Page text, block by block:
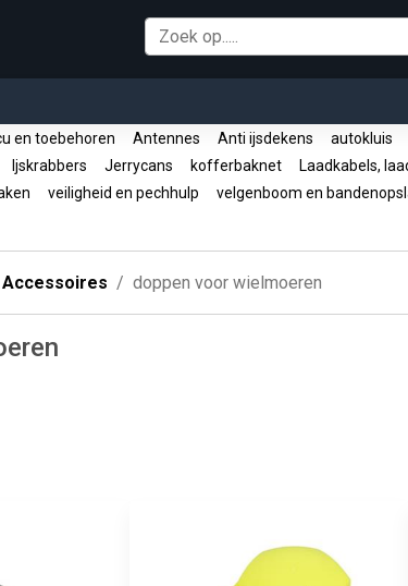
en toebehoren Antennes Anti ijsdekens autokluis
Ijskrabbers Jerrycans kofferbaknet Laadkabels,
veiligheid en pechhulp velgenboom en
Accessoires doppen voor wielmoeren